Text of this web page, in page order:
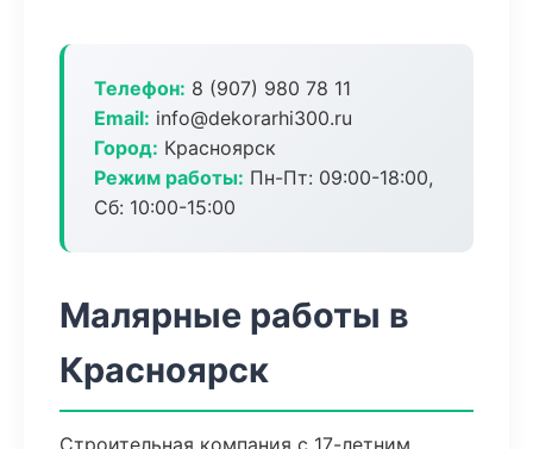
Телефон: 8 (907) 980 78 11
Email: info@dekorarhi300.ru
Город: Красноярск
Режим работы: Пн-Пт: 09:00-18:00,
Сб: 10:00-15:00
Малярные работы в
Красноярск
Строительная компания с 17-летним